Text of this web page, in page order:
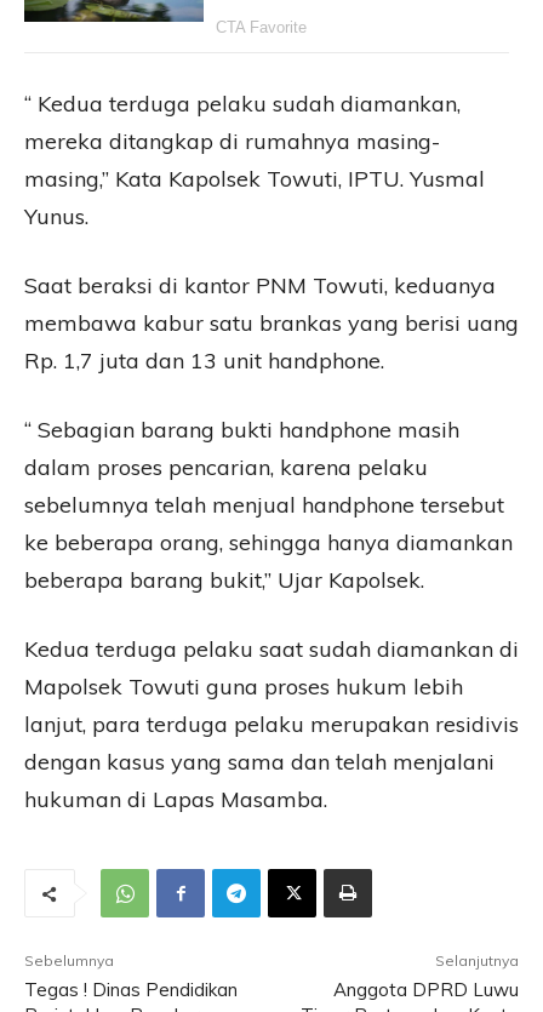
“ Kedua terduga pelaku sudah diamankan,
mereka ditangkap di rumahnya masing-
masing,” Kata Kapolsek Towuti, IPTU. Yusmal
Yunus.
Saat beraksi di kantor PNM Towuti, keduanya
membawa kabur satu brankas yang berisi uang
Rp. 1,7 juta dan 13 unit handphone.
“ Sebagian barang bukti handphone masih
dalam proses pencarian, karena pelaku
sebelumnya telah menjual handphone tersebut
ke beberapa orang, sehingga hanya diamankan
beberapa barang bukit,” Ujar Kapolsek.
Kedua terduga pelaku saat sudah diamankan di
Mapolsek Towuti guna proses hukum lebih
lanjut, para terduga pelaku merupakan residivis
dengan kasus yang sama dan telah menjalani
hukuman di Lapas Masamba.
Sebelumnya
Tegas ! Dinas Pendidikan
Selanjutnya
Anggota DPRD Luwu